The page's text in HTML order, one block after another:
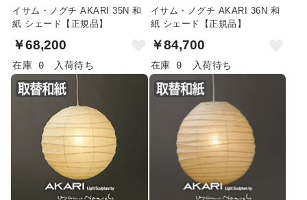
イサム・ノグチ AKARI 35N 和
紙 シェード【正規品】
￥68,200
在庫 0 入荷待ち
イサム・ノグチ AKARI 36N 和
紙 シェード【正規品】
￥84,700
在庫 0 入荷待ち